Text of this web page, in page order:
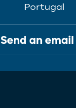
Portugal
Send an email